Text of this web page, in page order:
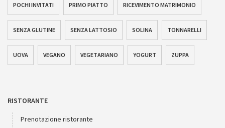
POCHI INVITATI PRIMO PIATTO RICEVIMENTO MATRIMONIO
SENZA GLUTINE SENZA LATTOSIO SOLINA TONNARELLI
UOVA VEGANO VEGETARIANO YOGURT ZUPPA
RISTORANTE
Prenotazione ristorante